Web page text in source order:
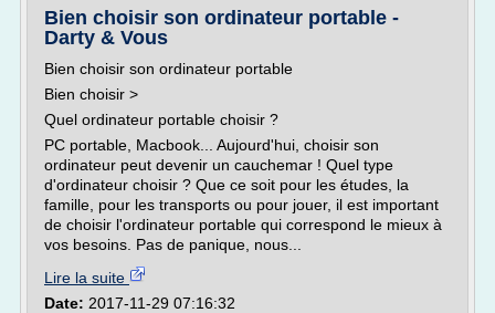
Bien choisir son ordinateur portable -
Darty & Vous
Bien choisir son ordinateur portable
Bien choisir >
Quel ordinateur portable choisir ?
PC portable, Macbook... Aujourd'hui, choisir son
ordinateur peut devenir un cauchemar ! Quel type
d'ordinateur choisir ? Que ce soit pour les études, la
famille, pour les transports ou pour jouer, il est important
de choisir l'ordinateur portable qui correspond le mieux à
vos besoins. Pas de panique, nous...
Lire la suite
Date: 2017-11-29 07:16:32